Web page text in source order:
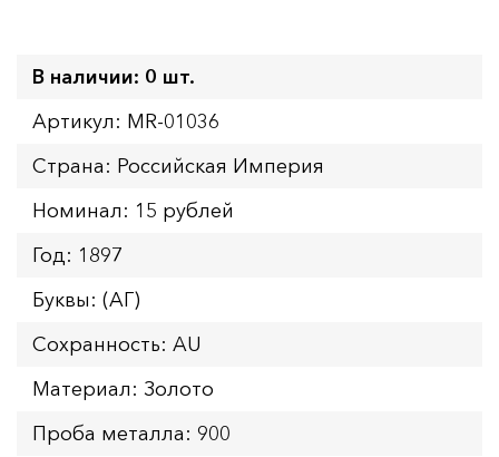
В наличии: 0 шт.
Артикул: MR-01036
Страна: Российская Империя
Номинал: 15 рублей
Год: 1897
Буквы: (АГ)
Сохранность: AU
Материал: Золото
Проба металла: 900